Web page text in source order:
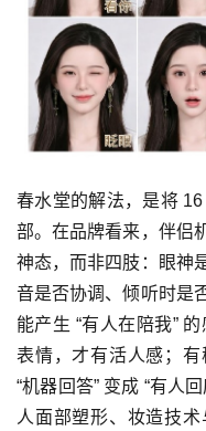
春水堂的解法，是将
部。在品牌看来，伴侣
神态，而非四肢：眼神
音是否协调、倾听时是
能产生 “有人在陪我”
表情，才有活人感；
“机器回答” 变成 “有人
人面部塑形、妆造技